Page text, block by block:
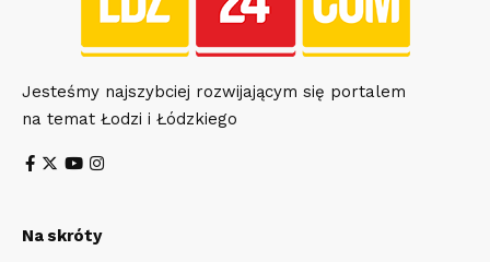
Jesteśmy najszybciej rozwijającym się portalem
na temat Łodzi i Łódzkiego
Na skróty